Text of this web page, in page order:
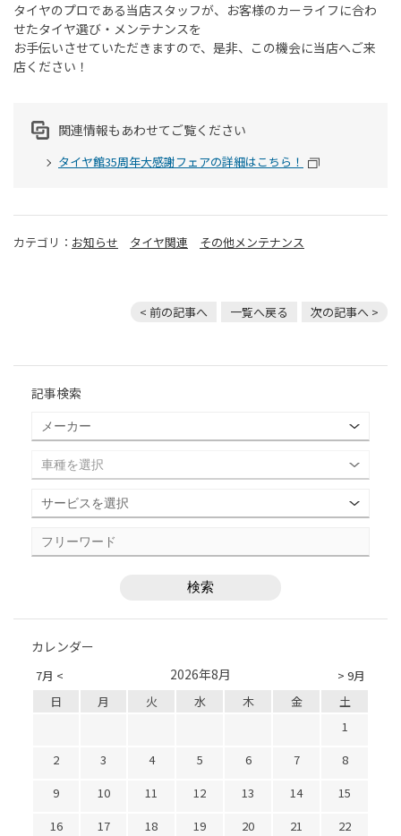
タイヤのプロである当店スタッフが、お客様のカーライフに合わ
せたタイヤ選び・メンテナンスを
お手伝いさせていただきますので、是非、この機会に当店へご来
店ください！
関連情報もあわせてご覧ください
タイヤ館35周年大感謝フェアの詳細はこちら！
カテゴリ： お知らせ タイヤ関連 その他メンテナンス
< 前の記事へ 一覧へ戻る 次の記事へ >
記事検索
カレンダー
7月 < > 9月
2026年8月
日 月 火 水 木 金
土
1
2
3 4 5 6 7
8
9
10 11 12 13 14
15
16
17 18 19 20 21
22